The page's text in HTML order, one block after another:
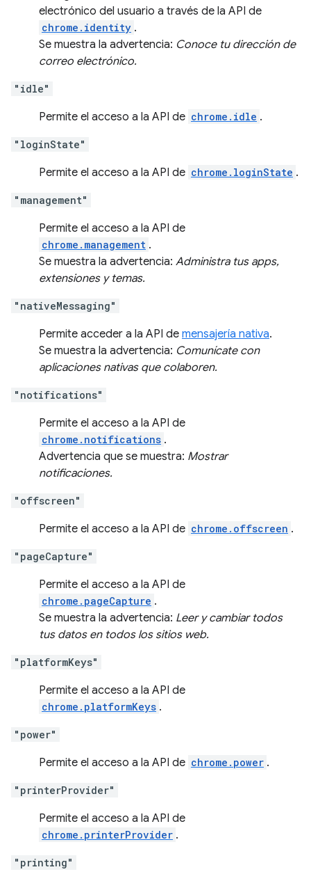
electrónico del usuario a través de la API de
chrome.identity .
Se muestra la advertencia: Conoce tu dirección de
correo electrónico.
"idle"
Permite el acceso a la API de chrome.idle .
"loginState"
Permite el acceso a la API de chrome.loginState .
"management"
Permite el acceso a la API de
chrome.management .
Se muestra la advertencia: Administra tus apps,
extensiones y temas.
"nativeMessaging"
Permite acceder a la API de mensajería nativa.
Se muestra la advertencia: Comunícate con
aplicaciones nativas que colaboren.
"notifications"
Permite el acceso a la API de
chrome.notifications .
Advertencia que se muestra: Mostrar
notificaciones.
"offscreen"
Permite el acceso a la API de chrome.offscreen .
"pageCapture"
Permite el acceso a la API de
chrome.pageCapture .
Se muestra la advertencia: Leer y cambiar todos
tus datos en todos los sitios web.
"platformKeys"
Permite el acceso a la API de
chrome.platformKeys .
"power"
Permite el acceso a la API de chrome.power .
"printerProvider"
Permite el acceso a la API de
chrome.printerProvider .
"printing"